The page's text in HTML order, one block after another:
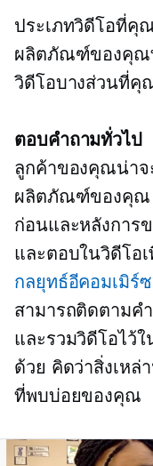
ประเภทวิดีโอที่คุ
ผลิตภัณฑ์ของคุณ
วิดีโอบางส่วนที่คุ
ตอบคำถามทั่วไป
ลูกค้าของคุณน่าจ
ผลิตภัณฑ์ของคุณ
ก่อนและหลังการ
และตอบในวิดีโอ
กลยุทธ์อีคอมเมิร์ซ
สามารถติดตามค
และรวมวิดีโอไว้
ด้วย คิดว่าสิ่งเหล่
ที่พบบ่อยของคุณ